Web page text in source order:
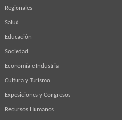
Regionales
Salud
Educación
Sociedad
Economía e Industria
Cultura y Turismo
Exposiciones y Congresos
Recursos Humanos